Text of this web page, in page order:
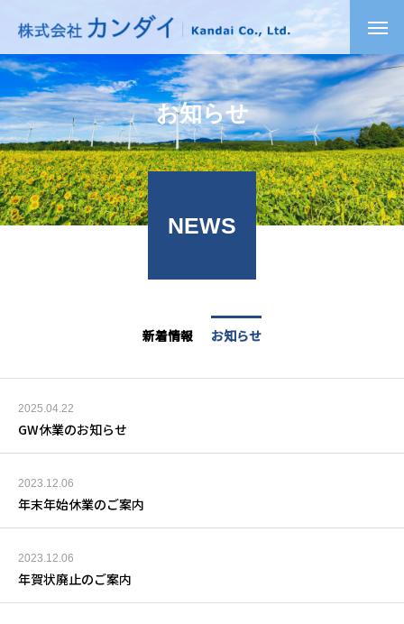
お知らせ
NEWS
新着情報 お知らせ
2025.04.22
GW休業のお知らせ
2023.12.06
年末年始休業のご案内
2023.12.06
年賀状廃止のご案内